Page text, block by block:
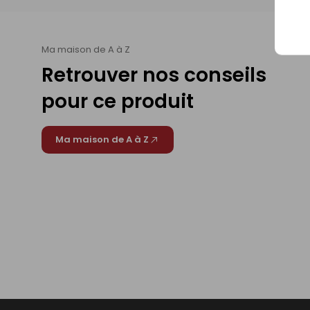
Ma maison de A à Z
Retrouver nos conseils
pour ce produit
Ma maison de A à Z